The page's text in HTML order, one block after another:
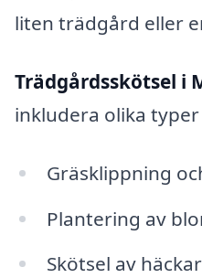
liten trädgård eller
Trädgårdsskötsel i
inkludera olika
Gräsklippning
Plantering av
Skötsel av